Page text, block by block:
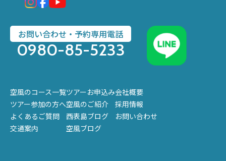
お問い合わせ・予約専用電話
0980-85-5233
空風のコース一覧
ツアー参加の方へ
よくあるご質問
交通案内
ツアーお申込み
空風のご紹介
西表島ブログ
空風ブログ
会社概要
採用情報
お問い合わせ